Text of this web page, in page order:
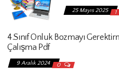
25 Mayıs 2025 1
4.Sınıf Onluk Bozmayı
Çalışma Pdf
9 Aralık 2024 0